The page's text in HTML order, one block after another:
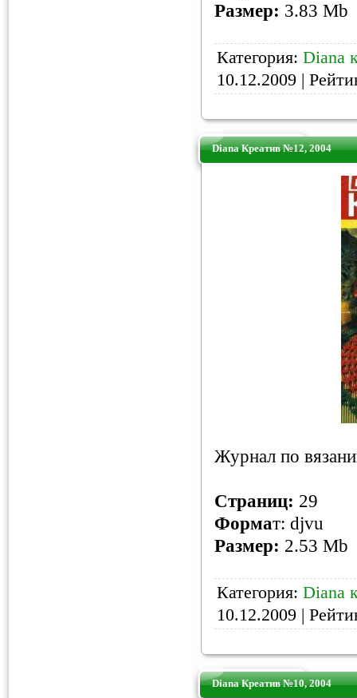
Размер: 3.83 Mb
Категория: Diana
10.12.2009 |
Diana Креатив №12, 2004
Журнал по
Страниц: 29
Формат: djvu
Размер: 2.53 Mb
Категория: Diana
10.12.2009 |
Diana Креатив №10, 2004